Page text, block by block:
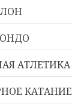
АТЛЕТИКА
КАТАНИЕ